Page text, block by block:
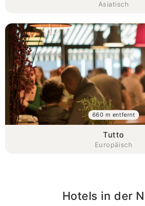
Asiatisch
Tutto
Europäisch
660 m entfernt
Hotels in der